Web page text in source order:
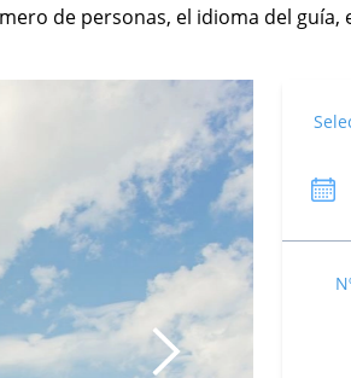
de personas, el idioma del guía,